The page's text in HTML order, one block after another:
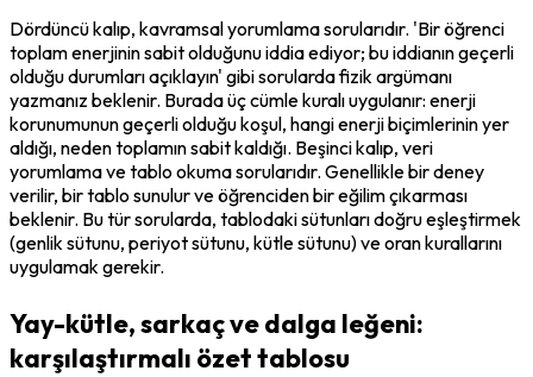
Dördüncü kalıp, kavramsal yorumlama sorularıdır. 'Bir öğrenci
toplam enerjinin sabit olduğunu iddia ediyor; bu iddianın geçerli
olduğu durumları açıklayın' gibi sorularda fizik argümanı
yazmanız beklenir. Burada üç cümle kuralı uygulanır: enerji
korunumunun geçerli olduğu koşul, hangi enerji biçimlerinin yer
aldığı, neden toplamın sabit kaldığı. Beşinci kalıp, veri
yorumlama ve tablo okuma sorularıdır. Genellikle bir deney
verilir, bir tablo sunulur ve öğrenciden bir eğilim çıkarması
beklenir. Bu tür sorularda, tablodaki sütunları doğru eşleştirmek
(genlik sütunu, periyot sütunu, kütle sütunu) ve oran kurallarını
uygulamak gerekir.
Yay-kütle, sarkaç ve dalga leğeni:
karşılaştırmalı özet tablosu